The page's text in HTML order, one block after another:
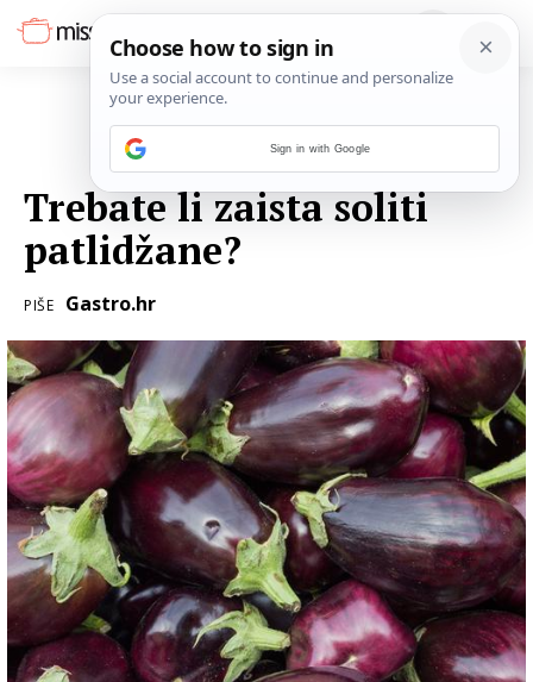
Trebate li zaista soliti
patlidžane?
PIŠE Gastro.hr
Sign in with Google